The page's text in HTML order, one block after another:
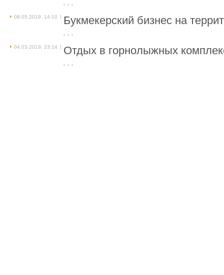
08.05.2019, 14:10 | Букмекерский бизнес на
04.03.2019, 23:14 | Отдых в горнолыжных